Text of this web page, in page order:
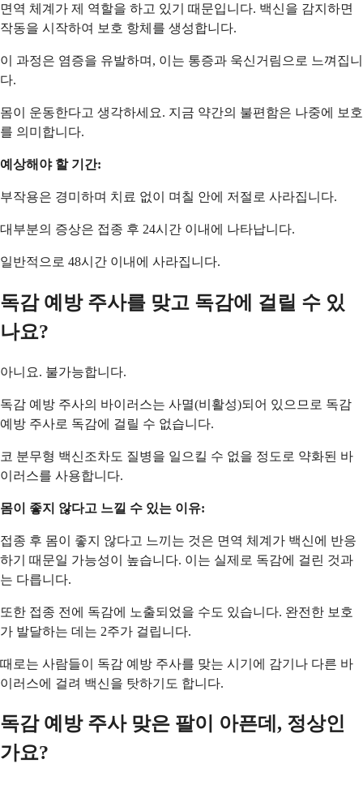
면역 체계가 제 역할을 하고 있기 때문입니다. 백신을 감지하면
작동을 시작하여 보호 항체를 생성합니다.
이 과정은 염증을 유발하며, 이는 통증과 욱신거림으로 느껴집니
다.
몸이 운동한다고 생각하세요. 지금 약간의 불편함은 나중에 보호
를 의미합니다.
예상해야 할 기간:
부작용은 경미하며 치료 없이 며칠 안에 저절로 사라집니다.
대부분의 증상은 접종 후 24시간 이내에 나타납니다.
일반적으로 48시간 이내에 사라집니다.
독감 예방 주사를 맞고 독감에 걸릴 수 있
나요?
아니요. 불가능합니다.
독감 예방 주사의 바이러스는 사멸(비활성)되어 있으므로 독감
예방 주사로 독감에 걸릴 수 없습니다.
코 분무형 백신조차도 질병을 일으킬 수 없을 정도로 약화된 바
이러스를 사용합니다.
몸이 좋지 않다고 느낄 수 있는 이유:
접종 후 몸이 좋지 않다고 느끼는 것은 면역 체계가 백신에 반응
하기 때문일 가능성이 높습니다. 이는 실제로 독감에 걸린 것과
는 다릅니다.
또한 접종 전에 독감에 노출되었을 수도 있습니다. 완전한 보호
가 발달하는 데는 2주가 걸립니다.
때로는 사람들이 독감 예방 주사를 맞는 시기에 감기나 다른 바
이러스에 걸려 백신을 탓하기도 합니다.
독감 예방 주사 맞은 팔이 아픈데, 정상인
가요?